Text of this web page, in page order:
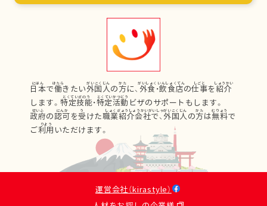
日本で働きたい外国人の方に、 外食 ・飲食店の仕事を紹介
します。特定技能・特定活動 ビザのサポートもします。
政府の認可を受けた職業紹介会社で、 外国人の方は無料で
ご利用 いただけます。
運営会社（kirastyle）